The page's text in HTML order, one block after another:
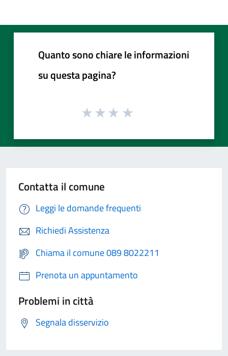
Quanto sono chiare le informazioni
su questa pagina?
Contatta il comune
Leggi le domande frequenti
Richiedi Assistenza
Chiama il comune 089 8022211
Prenota un appuntamento
Problemi in città
Segnala disservizio